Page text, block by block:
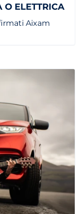
O ELETTRICA
Aixam